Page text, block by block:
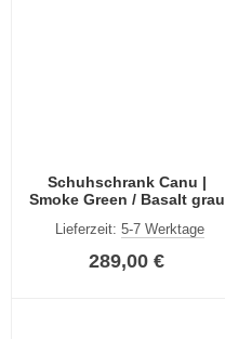
Schuhschrank Canu |
Smoke Green / Basalt grau
Lieferzeit: 5-7 Werktage
289,00 €